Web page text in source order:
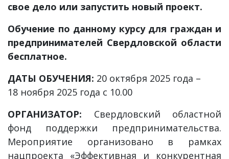
свое дело или запустить новый проект.
Обучение по данному курсу для граждан и
предпринимателей Свердловской области
бесплатное.
ДАТЫ ОБУЧЕНИЯ: 20 октября 2025 года –
18 ноября 2025 года с 10.00
ОРГАНИЗАТОР: Свердловский областной
фонд поддержки предпринимательства.
Мероприятие организовано в рамках
нацпроекта «Эффективная и конкурентная